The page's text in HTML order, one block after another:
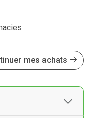
mes achats